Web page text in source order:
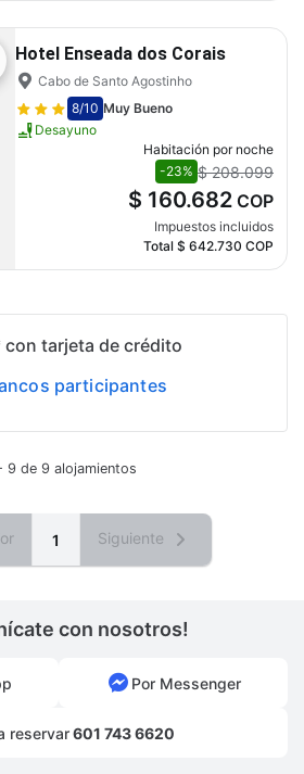
Hotel Enseada dos Corais
Cabo de Santo Agostinho
8/10 Muy Bueno
Desayuno
Habitación por noche
-23% $ 208.099
$ 160.682 COP
Impuestos incluidos
Total $ 642.730 COP
con tarjeta de crédito
participantes
9 de 9 alojamientos
1 Siguiente
con nosotros!
Por Messenger
reservar601 743 6620